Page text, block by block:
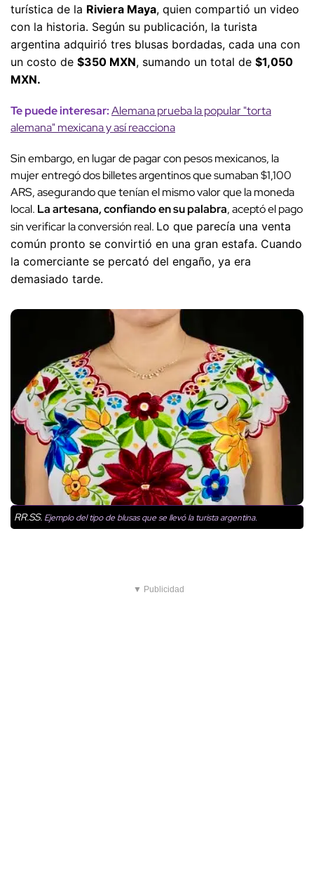
turística de la Riviera Maya, quien compartió un video
con la historia. Según su publicación, la turista
argentina adquirió tres blusas bordadas, cada una con
un costo de $350 MXN, sumando un total de $1,050
MXN.
Te puede interesar:Alemana prueba la popular "torta
alemana" mexicana y así reacciona
Sin embargo, en lugar de pagar con pesos mexicanos, la
mujer entregó dos billetes argentinos que sumaban $1,100
ARS, asegurando que tenían el mismo valor que la moneda
local. La artesana, confiando en su palabra, aceptó el pago
sin verificar la conversión real. Lo que parecía una venta
común pronto se convirtió en una gran estafa. Cuando
la comerciante se percató del engaño, ya era
demasiado tarde.
RR.SS. Ejemplo del tipo de blusas que se llevó la turista argentina.
▼ Publicidad